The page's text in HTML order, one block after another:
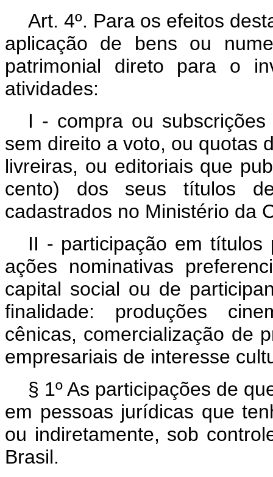
Art. 4º. Para os efeitos
aplicação de bens ou
patrimonial direto para o
atividades:
I - compra ou
sem direito a voto, ou quotas
livreiras, ou editoriais que
cento) dos seus títulos
cadastrados no Ministério da
II - participação em títulos
ações nominativas
capital social ou de
finalidade: produções
cênicas, comercialização de
empresariais de interesse
§ 1º As participações de
em pessoas jurídicas que
ou indiretamente, sob
Brasil.